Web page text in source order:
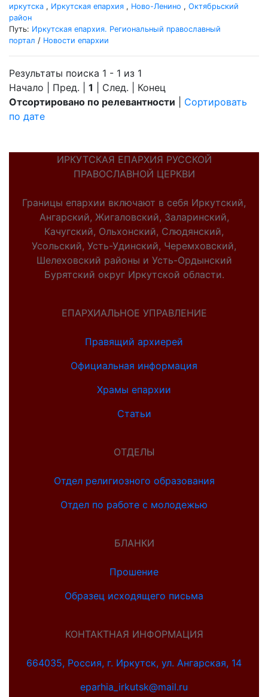
иркутска , Иркутская епархия , Ново-Ленино , Октябрьский
район
Путь: Иркутская епархия. Региональный православный
портал / Новости епархии
Результаты поиска 1 - 1 из 1
Начало | Пред. | 1 | След. | Конец
Отсортировано по релевантности
Сортировать
по дате
ИРКУТСКАЯ ЕПАРХИЯ РУССКОЙ
ПРАВОСЛАВНОЙ ЦЕРКВИ
Границы епархии включают в себя Иркутский,
Ангарский, Жигаловский, Заларинский,
Качугский, Ольхонский, Слюдянский,
Усольский, Усть-Удинский, Черемховский,
Шелеховский районы и Усть-Ордынский
Бурятский округ Иркутской области.
ЕПАРХИАЛЬНОЕ УПРАВЛЕНИЕ
Правящий архиерей
Официальная информация
Храмы епархии
Статьи
ОТДЕЛЫ
Отдел религиозного образования
Отдел по работе с молодежью
БЛАНКИ
Прошение
Образец исходящего письма
КОНТАКТНАЯ ИНФОРМАЦИЯ
664035, Россия, г. Иркутск, ул. Ангарская, 14
eparhia_irkutsk@mail.ru